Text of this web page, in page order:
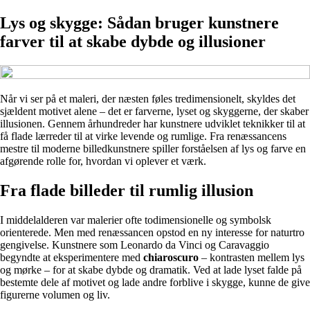
Lys og skygge: Sådan bruger kunstnere
farver til at skabe dybde og illusioner
Når vi ser på et maleri, der næsten føles tredimensionelt, skyldes det
sjældent motivet alene – det er farverne, lyset og skyggerne, der skaber
illusionen. Gennem århundreder har kunstnere udviklet teknikker til at
få flade lærreder til at virke levende og rumlige. Fra renæssancens
mestre til moderne billedkunstnere spiller forståelsen af lys og farve en
afgørende rolle for, hvordan vi oplever et værk.
Fra flade billeder til rumlig illusion
I middelalderen var malerier ofte todimensionelle og symbolsk
orienterede. Men med renæssancen opstod en ny interesse for naturtro
gengivelse. Kunstnere som Leonardo da Vinci og Caravaggio
begyndte at eksperimentere med chiaroscuro – kontrasten mellem lys
og mørke – for at skabe dybde og dramatik. Ved at lade lyset falde på
bestemte dele af motivet og lade andre forblive i skygge, kunne de give
figurerne volumen og liv.